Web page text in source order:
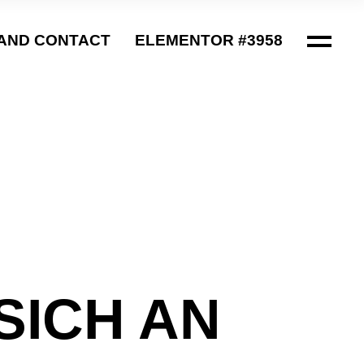
CONTACT ELEMENTOR #3958
AN